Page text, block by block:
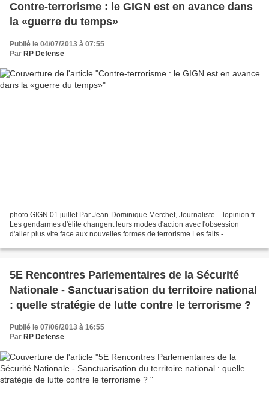
Contre-terrorisme : le GIGN est en avance dans
la «guerre du temps»
Publié le 04/07/2013 à 07:55
Par RP Defense
photo GIGN 01 juillet Par Jean-Dominique Merchet, Journaliste – lopinion.fr
Les gendarmes d'élite changent leurs modes d'action avec l'obsession
d'aller plus vite face aux nouvelles formes de terrorisme Les faits -
5E Rencontres Parlementaires de la Sécurité
Nationale - Sanctuarisation du territoire national
: quelle stratégie de lutte contre le terrorisme ?
Publié le 07/06/2013 à 16:55
Par RP Defense